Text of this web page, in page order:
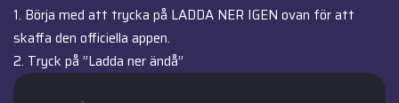
1. Börja med att trycka på LADDA NER IGEN ovan för att
skaffa den officiella appen.
2. Tryck på ”Ladda ner ändå”